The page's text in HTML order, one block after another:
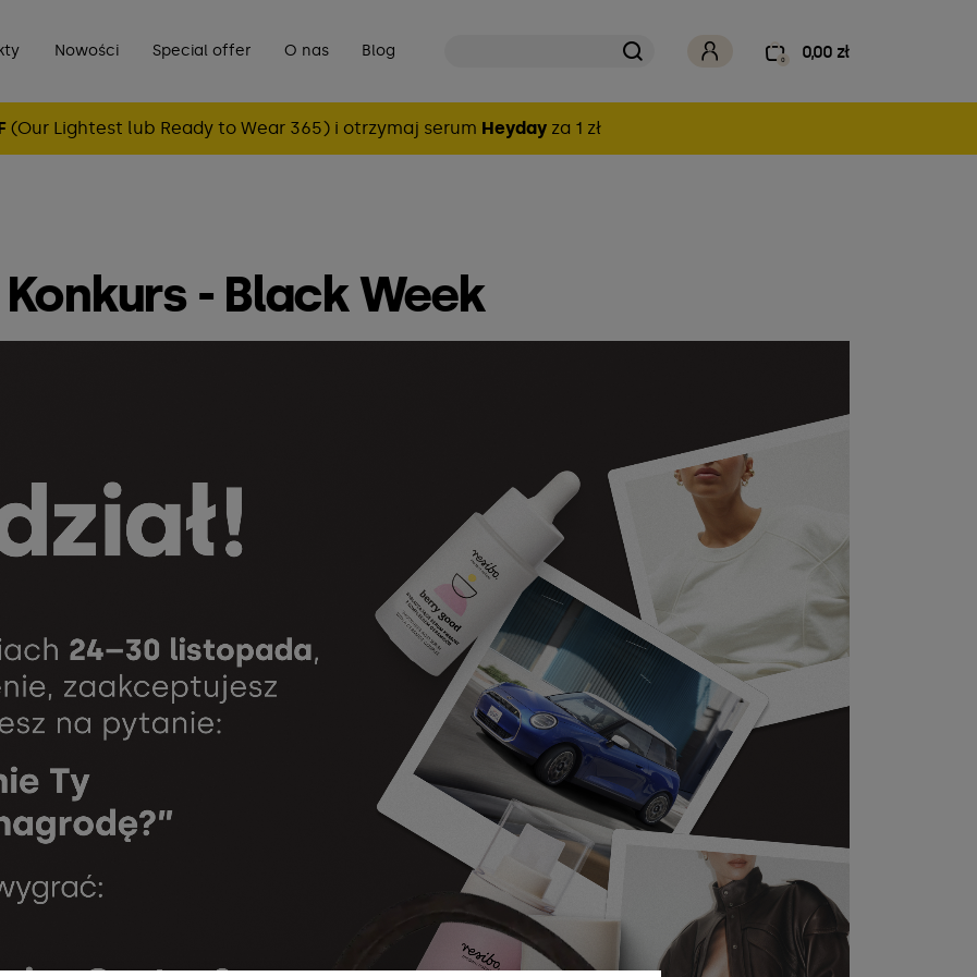
Nowości Special offer O nas Blog 0 0,00 zł
(Our Lightest lub Ready to Wear 365) i otrzymaj serum Heydayza 1 zł
Konkurs - Black Week